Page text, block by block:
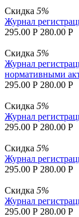
Скидка 5%
Журнал
295.00 Р 280.00 Р
Скидка 5%
Журнал
нормативными
295.00 Р 280.00 Р
Скидка 5%
Журнал
295.00 Р 280.00 Р
Скидка 5%
Журнал
295.00 Р 280.00 Р
Скидка 5%
Журнал
295.00 Р 280.00 Р